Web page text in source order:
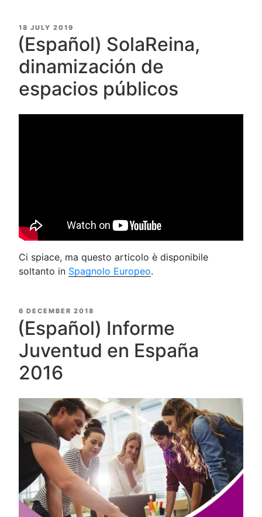
POSTED
ON
18 JULY 2019
(Español) SolaReina,
dinamización de
espacios públicos
Ci spiace, ma questo articolo è disponibile
soltanto in Spagnolo Europeo.
POSTED
ON
6 DECEMBER 2018
(Español) Informe
Juventud en España
2016